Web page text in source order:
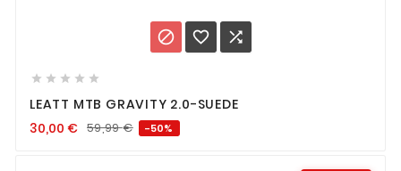
  
    
LEATT MTB GRAVITY 2.0-SUEDE
30,00 € 59,99€ -50%